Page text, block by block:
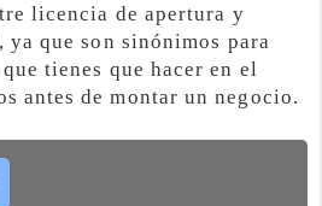
licencia de apertura y
que son sinónimos para
tienes que hacer en el
antes de montar un negocio.